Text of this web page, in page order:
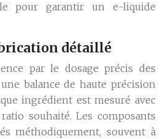
pour garantir un e-liquide
détaillé
par le dosage précis des
balance de haute précision
ingrédient est mesuré avec
souhaité. Les composants
méthodiquement, souvent à